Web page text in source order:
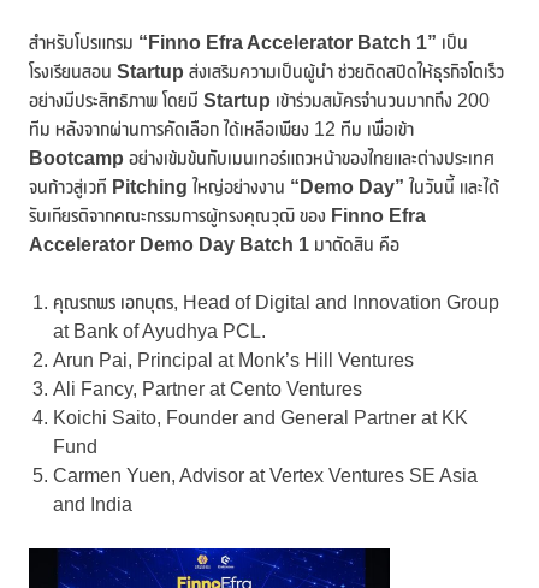
สำหรับโปรแกรม “Finno Efra Accelerator Batch 1” เป็น
โรงเรียนสอน Startup ส่งเสริมความเป็นผู้นำ ช่วยติดสปีดให้ธุรกิจโตเร็ว
อย่างมีประสิทธิภาพ โดยมี Startup เข้าร่วมสมัครจำนวนมากถึง 200
ทีม หลังจากผ่านการคัดเลือก ได้เหลือเพียง 12 ทีม เพื่อเข้า
Bootcamp อย่างเข้มข้นกับเมนเทอร์แถวหน้าของไทยและต่างประเทศ
จนก้าวสู่เวที Pitching ใหญ่อย่างงาน “Demo Day” ในวันนี้ และได้
รับเกียรติจากคณะกรรมการผู้ทรงคุณวุฒิ ของ Finno Efra
Accelerator Demo Day Batch 1 มาตัดสิน คือ
คุณรถพร เอกบุตร, Head of Digital and Innovation Group
at Bank of Ayudhya PCL.
Arun Pai, Principal at Monk’s Hill Ventures
Ali Fancy, Partner at Cento Ventures
Koichi Saito, Founder and General Partner at KK
Fund
Carmen Yuen, Advisor at Vertex Ventures SE Asia
and India